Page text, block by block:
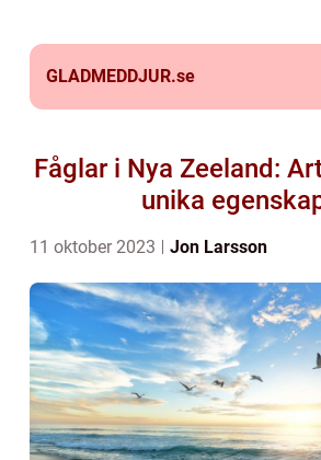
GLADMEDDJUR.se
Fåglar i Nya Zeeland:
unika
11 oktober 2023 Jon Larsson